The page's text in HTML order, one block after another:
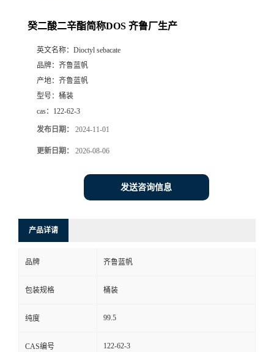
癸二酸二辛酯简称DOS 齐鲁厂生产
英文名称： Dioctyl sebacate
品牌： 齐鲁蓝帆
产地： 齐鲁蓝帆
型号： 桶装
cas： 122-62-3
发布日期： 2024-11-01
更新日期： 2026-08-06
发送咨询信息
产品详请
品牌 齐鲁蓝帆
包装规格 桶装
纯度 99.5
CAS编号 122-62-3